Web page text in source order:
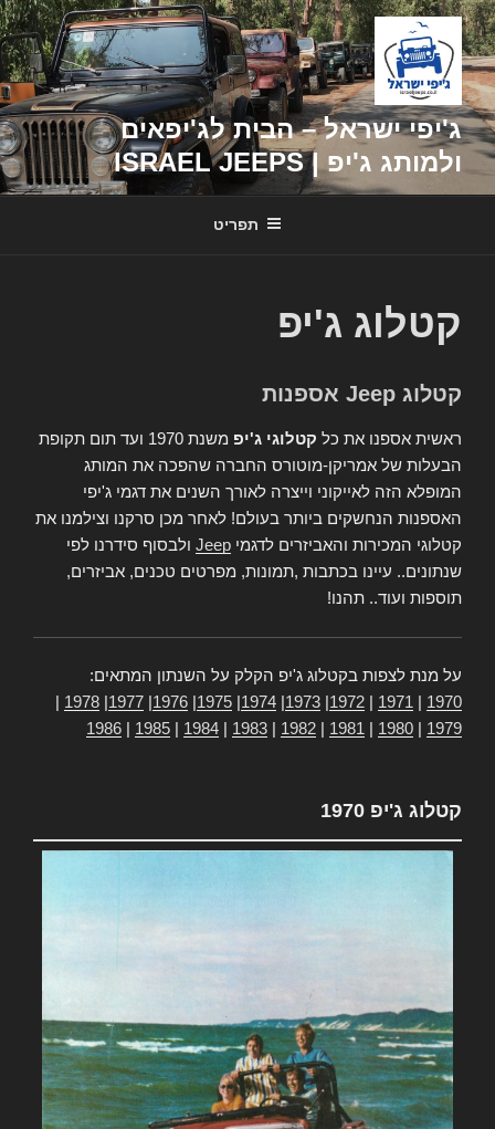
דילוג
לתוכן
ג'יפי ישראל – הבית לג'יפאים
ולמותג ג'יפ | ISRAEL JEEPS
תפריט
קטלוג ג'יפ
קטלוג Jeep אספנות
ראשית אספנו את כל קטלוגי ג'יפ
משנת 1970 ועד תום תקופת
הבעלות של אמריקן-מוטורס החברה שהפכה את המותג
המופלא הזה לאייקוני וייצרה לאורך השנים את דגמי ג'יפי
האספנות הנחשקים ביותר בעולם! לאחר מכן סרקנו וצילמנו את
קטלוגי המכירות והאביזרים לדגמי Jeep ולבסוף סידרנו לפי
שנתונים.. עיינו בכתבות ,תמונות, מפרטים טכנים, אביזרים,
תוספות ועוד.. תהנו!
על מנת לצפות בקטלוג ג'יפ הקלק על השנתון המתאים:
1970
1971
1972
1973
1974
1975
1976
1977
1978
1979
1980
1981
1982
1983
1984
1985
1986
קטלוג ג'יפ 1970